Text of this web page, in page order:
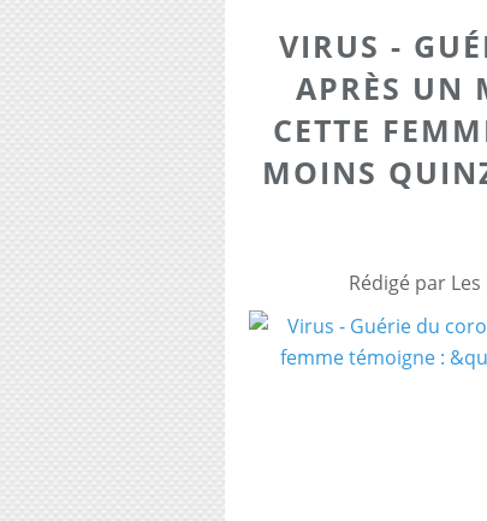
VIRUS -
APRÈS UN
CETTE
MOINS
Rédigé par